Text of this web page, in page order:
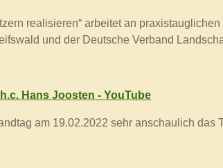
realisieren“ arbeitet an
und der Deutsche Verband
Hans Joosten - YouTube
am 19.02.2022 sehr anschaulich das